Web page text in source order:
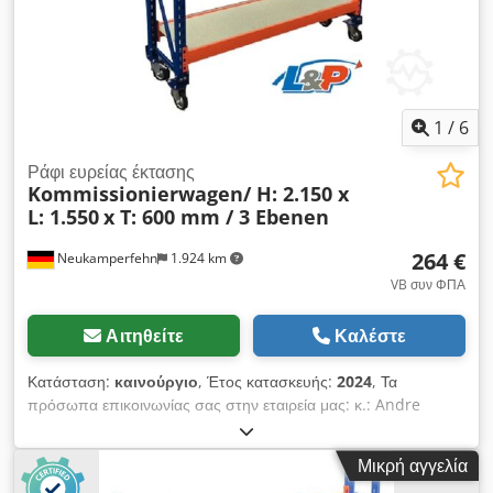
1 / 6
Neukamperfehn 1.924 km
Ράφι ευρείας έκτασης
Kommissionierwagen/ H: 2.150 x
L: 1.550x T: 600 mm / 3 Ebenen
264 €
VB συν ΦΠΑ
Αιτηθείτε Καλέστε
Κατάσταση: καινούργιο, Έτος κατασκευής: 2024, Τα
πρόσωπα επικοινωνίας σας στην εταιρεία μας: κ.: Andre
Evering κ.: Mario Klöver κ.: Falk Deutsch Τεχνικά στοιχεία για
το καροτσάκι ραφιών: Κατασκευαστής: LPR Τύπος: 600 01x
Καροτσάκι ραφιών, καινούργιο Χρώμα υλικού: μπλε /Μικρή αγγελία